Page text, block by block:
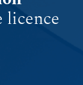
licence